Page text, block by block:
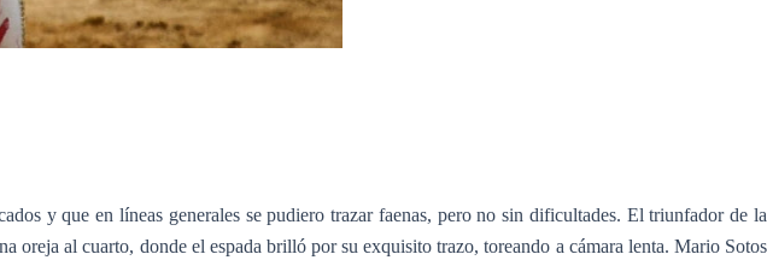
y que en líneas generales se pudiero trazar faenas, pero no sin dificultades. El triunfador de la
oreja al cuarto, donde el espada brilló por su exquisito trazo, toreando a cámara lenta. Mario Sotos